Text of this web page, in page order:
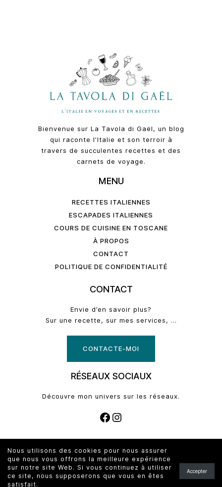
Bienvenue sur La Tavola di Gaël, un blog
qui raconte l’Italie et son terroir à
travers de succulentes recettes et des
carnets de voyage.
MENU
RECETTES ITALIENNES
ESCAPADES ITALIENNES
COURS DE CUISINE EN TOSCANE
À PROPOS
CONTACT
POLITIQUE DE CONFIDENTIALITÉ
CONTACT
Envie d’en savoir plus?
Sur une recette, sur mes services, …
CONTACTE-MOI
RÉSEAUX SOCIAUX
Découvre mon univers sur les réseaux.
FACEBOOK
INSTAGRAM
© 2026 - CopyrightLa Tavola di Gaël
Tous droits réservés
Site créé par Tampala Studio &Ecran Noir .
Nous utilisons des cookies pour nous assurer
que nous vous offrons la meilleure expérience
sur notre site Web. Si vous continuez à utiliser
ce site, nous supposerons que vous en êtes
satisfait.
Accepter